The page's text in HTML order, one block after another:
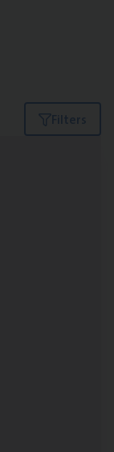
Filters
Inkomen
Van­b­